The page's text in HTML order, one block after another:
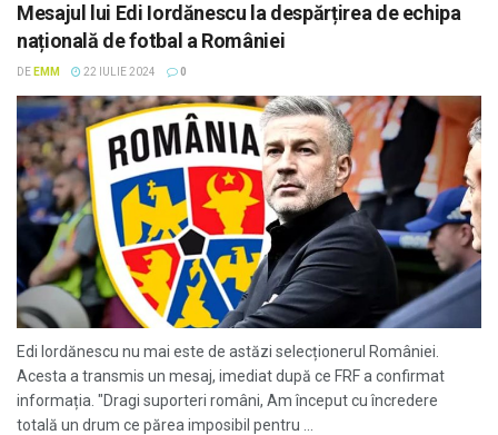
Mesajul lui Edi Iordănescu la despărțirea de echipa
națională de fotbal a României
DE EMM 22 IULIE 2024 0
Edi Iordănescu nu mai este de astăzi selecționerul României.
Acesta a transmis un mesaj, imediat după ce FRF a confirmat
informația. "Dragi suporteri români, Am început cu încredere
totală un drum ce părea imposibil pentru ...